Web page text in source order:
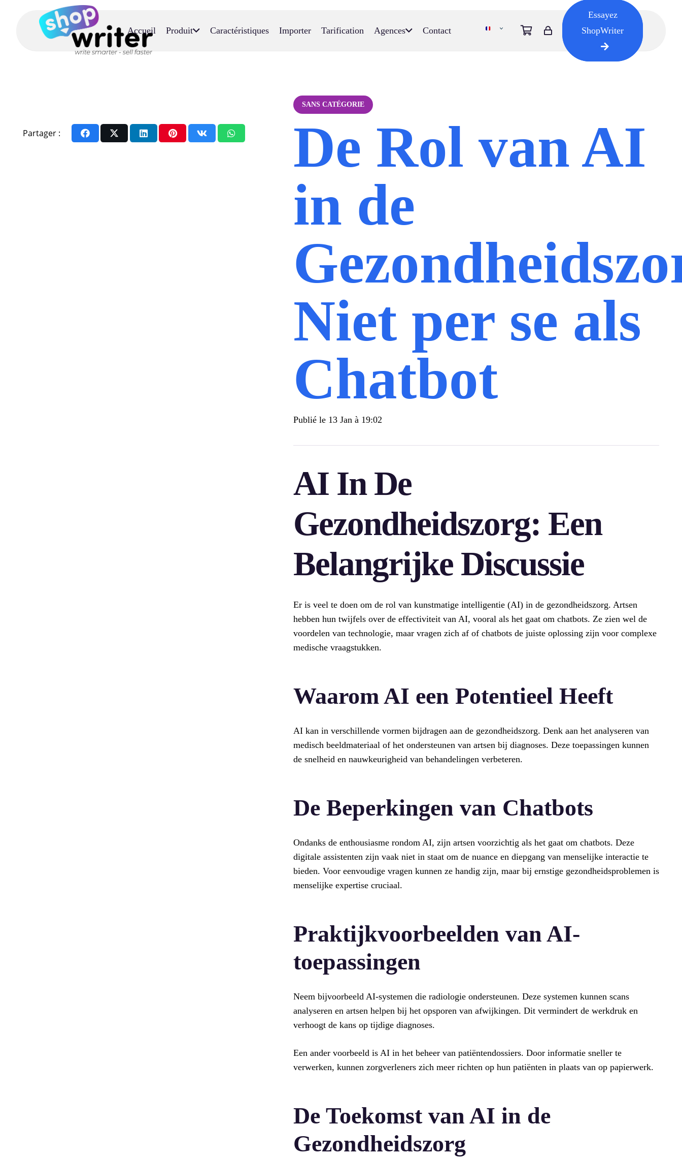
Accueil Produit Caractéristiques Importer Tarification Agences Contact
Essayez
ShopWriter
Partager :
SANS CATÉGORIE
De Rol van AI
in de
Niet per se als
Chatbot
Publié le 13 Jan à 19:02
AI In De
Gezondheidszorg: Een
Belangrijke Discussie
Er is veel te doen om de rol van kunstmatige intelligentie (AI) in de gezondheidszorg. Artsen
hebben hun twijfels over de effectiviteit van AI, vooral als het gaat om chatbots. Ze zien wel de
voordelen van technologie, maar vragen zich af of chatbots de juiste oplossing zijn voor complexe
medische vraagstukken.
Waarom AI een Potentieel Heeft
AI kan in verschillende vormen bijdragen aan de gezondheidszorg. Denk aan het analyseren van
medisch beeldmateriaal of het ondersteunen van artsen bij diagnoses. Deze toepassingen kunnen
de snelheid en nauwkeurigheid van behandelingen verbeteren.
De Beperkingen van Chatbots
Ondanks de enthousiasme rondom AI, zijn artsen voorzichtig als het gaat om chatbots. Deze
digitale assistenten zijn vaak niet in staat om de nuance en diepgang van menselijke interactie te
bieden. Voor eenvoudige vragen kunnen ze handig zijn, maar bij ernstige gezondheidsproblemen is
menselijke expertise cruciaal.
Praktijkvoorbeelden van AI-
toepassingen
Neem bijvoorbeeld AI-systemen die radiologie ondersteunen. Deze systemen kunnen scans
analyseren en artsen helpen bij het opsporen van afwijkingen. Dit vermindert de werkdruk en
verhoogt de kans op tijdige diagnoses.
Een ander voorbeeld is AI in het beheer van patiëntendossiers. Door informatie sneller te
verwerken, kunnen zorgverleners zich meer richten op hun patiënten in plaats van op papierwerk.
De Toekomst van AI in de
Gezondheidszorg